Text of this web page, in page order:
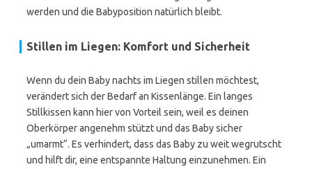
werden und die Babyposition natürlich bleibt.
Stillen im Liegen: Komfort und Sicherheit
Wenn du dein Baby nachts im Liegen stillen möchtest,
verändert sich der Bedarf an Kissenlänge. Ein langes
Stillkissen kann hier von Vorteil sein, weil es deinen
Oberkörper angenehm stützt und das Baby sicher
„umarmt“. Es verhindert, dass das Baby zu weit wegrutscht
und hilft dir, eine entspannte Haltung einzunehmen. Ein